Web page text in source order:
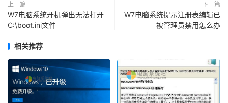
上一篇
W7电脑系统开机弹出无法打开
C:\boot.ini文件
下一篇
W7电脑系统提示注册表编辑已
被管理员禁用怎么办
相关推荐